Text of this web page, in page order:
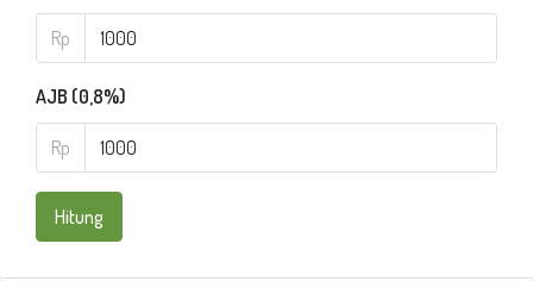
Rp
AJB (0,8%)
Rp
Hitung